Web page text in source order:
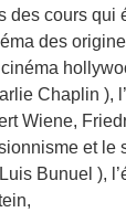
des cours qui
des
Chaplin ),
Wiene,
et
Bunuel ),